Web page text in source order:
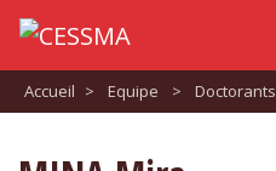
Accueil > Equipe > Doctorants